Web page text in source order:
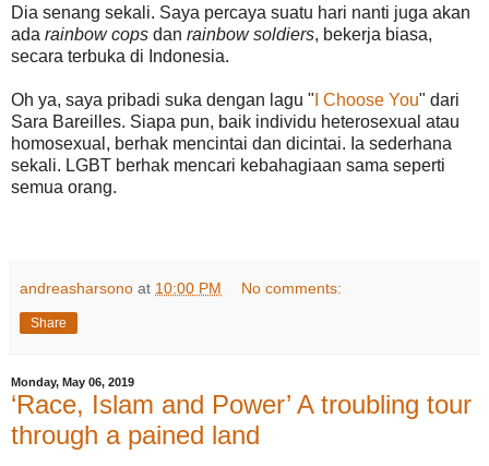
Dia senang sekali. Saya percaya suatu hari nanti juga akan
ada rainbow cops dan rainbow soldiers, bekerja biasa,
secara terbuka di Indonesia.
Oh ya, saya pribadi suka dengan lagu " I Choose You" dari
Sara Bareilles. Siapa pun, baik individu heterosexual atau
homosexual, berhak mencintai dan dicintai. Ia sederhana
sekali. LGBT berhak mencari kebahagiaan sama seperti
semua orang.
andreasharsono at 10:00 PM No comments:
Share
Monday, May 06, 2019
‘Race, Islam and Power’ A troubling tour
through a pained land